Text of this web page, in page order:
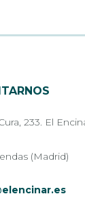
233. El
(Madrid)